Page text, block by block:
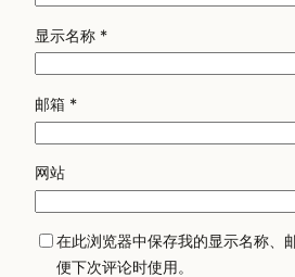
显示名称 *
邮箱 *
网站
在此浏览器中保存我的显示名称、
便下次评论时使用。